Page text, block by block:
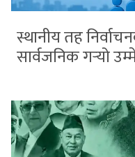
स्थानीय तह
सार्वजनिक गर्‍यो